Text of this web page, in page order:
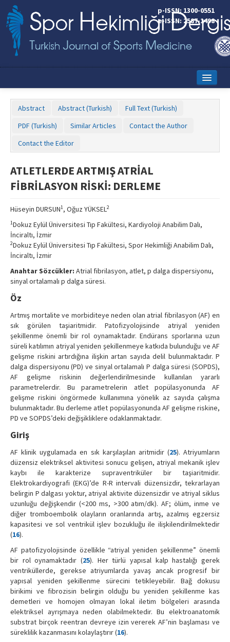
p-ISSN: 1300-0551
e-ISSN: 2587-1498
Editorial Board
Contact Us
Abstract Abstract (Turkish)
Full Text (Turkish)
PDF (Turkish)
Similar Articles
Contact the Author
Contact the Editor
ATLETLERDE ARTMIŞ ATRİAL
FİBRİLASYON RİSKİ: DERLEME
Hüseyin DURSUN1, Oğuz YÜKSEL2
1Dokuz Eylül Üniversitesi Tıp Fakültesi, Kardiyoloji Anabilim Dalı,
İnciraltı, İzmir
2Dokuz Eylül Üniversitesi Tıp Fakültesi, Spor Hekimliği Anabilim Dalı,
İnciraltı, İzmir
Anahtar Sözcükler: Atrial fibrilasyon, atlet, p dalga dispersiyonu,
sinyal ortalamalı p dalga süresi.
Öz
Artmış mortalite ve morbiditeye neden olan atrial fibrilasyon (AF) en
sık görülen taşiaritmidir. Patofizyolojisinde atriyal yeniden
şekillenme önemli bir rol oynamaktadır. Endürans sporlarına uzun
süreli katılımın atriyal yeniden şekillenmeye katkıda bulunduğu ve AF
gelişme riskini artırdığına ilişkin artan sayıda delil bulunmaktadır. P
dalga dispersiyonu (PD) ve sinyal ortalamalı P dalga süresi (SOPDS),
AF gelişme riskinin değerlendirilmesinde kullanılan yararlı
parametrelerdir. Bu parametrelerin atlet popülasyonunda AF
gelişme riskini öngörmede kullanımına yönelik az sayıda çalışma
bulunmaktadır. Bu derleme atlet popülasyonunda AF gelişme riskine,
PD ve SOPDS’deki değişikliklere odaklanmaktadır.
Giriş
AF klinik uygulamada en sık karşılaşılan aritmidir (25). Atriyumların
düzensiz elektriksel aktivitesi sonucu gelişen, atriyal mekanik işlev
kaybı ile karakterize supraventriküler bir taşiaritmidir.
Elektrokardiyografi (EKG)’de R-R intervali düzensizdir, tekrarlayan
belirgin P dalgası yoktur, atriyal aktivite düzensizdir ve atriyal siklus
uzunluğu değişkendir (<200 ms, >300 atım/dk). AF; ölüm, inme ve
diğer tromboembolik olayların oranlarında artış, azalmış egzersiz
kapasitesi ve sol ventrikül işlev bozukluğu ile ilişkilendirilmektedir
(16).
AF patofizyolojisinde özellikle “atriyal yeniden şekillenme” önemli
bir rol oynamaktadır (25). Her türlü yapısal kalp hastalığı gerek
ventriküllerde, gerekse atriyumlarda yavaş ancak progresif bir
yapısal yeniden şekillenme sürecini tetikleyebilir. Bağ dokusu
birikimi ve fibrozisin belirgin olduğu bu yeniden şekillenme kas
demetleri ve homojen olmayan lokal iletim bölgeleri arasında
elektriksel ayrışmaya neden olabilmektedir. Bu elektroanatomik
substrat birçok reentran devreye izin vererek AF’nin başlaması ve
süreklilik kazanmasını kolaylaştırır (16).